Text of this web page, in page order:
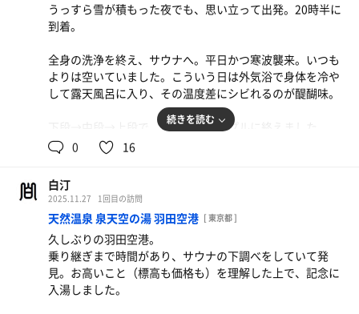
盛岡冷麺
火照った身体に涼しい冷麺。銀河ですね。（賛辞）
水風呂：30秒
うっすら雪が積もった夜でも、思い立って出発。20時半に
到着。
全身の洗浄を終え、サウナへ。平日かつ寒波襲来。いつも
よりは空いていました。こういう日は外気浴で身体を冷や
して露天風呂に入り、その温度差にシビれるのが醍醐味。
下段→中段→上段で、サウナはシンプルに終えました。
ラボ。全部観てしまいました。今後の展開、楽しみです。
サウナ：10分 10分 10分
水風呂：1分 × 3
休憩：3分 × 3（外気浴）
合計：3セット
写真は今朝の光景です。ジゴク！（ヘブン先生）
続きを読む
0 16
白汀
2025.11.27 1回目の訪問
天然温泉 泉天空の湯 羽田空港 [ 東京都 ]
久しぶりの羽田空港。
乗り継ぎまで時間があり、サウナの下調べをしていて発
見。お高いこと（標高も価格も）を理解した上で、記念に
入湯しました。